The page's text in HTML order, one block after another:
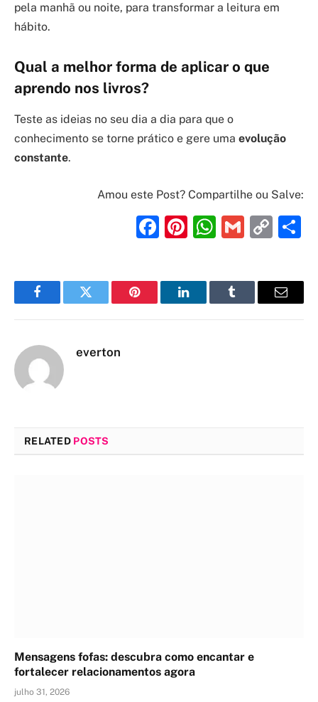
pela manhã ou noite, para transformar a leitura em
hábito.
Qual a melhor forma de aplicar o que
aprendo nos livros?
Teste as ideias no seu dia a dia para que o
conhecimento se torne prático e gere uma evolução
constante.
Amou este Post? Compartilhe ou Salve:
Facebook
Pinterest
Gmail
FacebookTwitter Pinterest LinkedInTumblr Email
everton
RELATED POSTS
Mensagens fofas: descubra como encantar e
fortalecer relacionamentos agora
julho 31, 2026